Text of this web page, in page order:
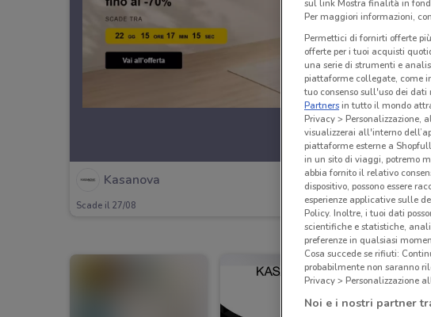
Kasanova
Scade il 27/08
sul link Mostra finalità in
Per maggiori informazioni,
Permettici di fornirti offerte
offerte per i tuoi acquisti
una serie di strumenti e
piattaforme collegate, come
tuo consenso sull'uso dei
Partnersin tutto il mondo
Privacy > Personalizzazione,
visualizzerai all'interno
piattaforme esterne a
in un sito di viaggi, potremo
abbia fornito il relativo
dispositivo, possono essere
esperienze applicative sulle
Policy. Inoltre, i tuoi dati
scientifiche e statistiche,
preferenze in qualsiasi
Cosa succede se rifiuti:
probabilmente non saranno
Privacy > Personalizzazione
Noi e i nostri partner